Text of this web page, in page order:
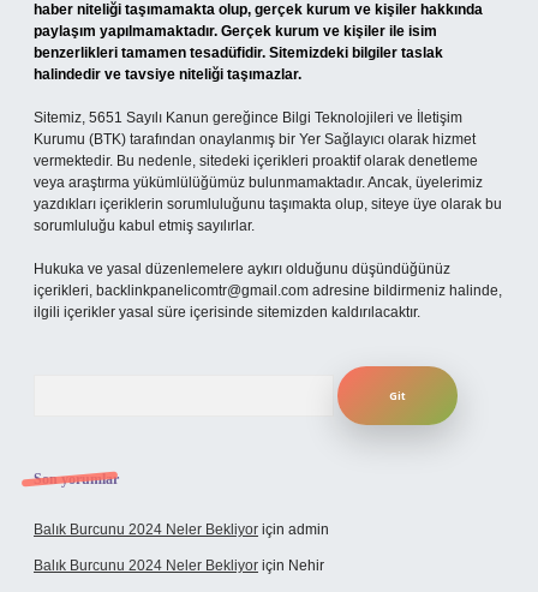
haber niteliği taşımamakta olup, gerçek kurum ve kişiler hakkında
paylaşım yapılmamaktadır. Gerçek kurum ve kişiler ile isim
benzerlikleri tamamen tesadüfidir. Sitemizdeki bilgiler taslak
halindedir ve tavsiye niteliği taşımazlar.
Sitemiz, 5651 Sayılı Kanun gereğince Bilgi Teknolojileri ve İletişim
Kurumu (BTK) tarafından onaylanmış bir Yer Sağlayıcı olarak hizmet
vermektedir. Bu nedenle, sitedeki içerikleri proaktif olarak denetleme
veya araştırma yükümlülüğümüz bulunmamaktadır. Ancak, üyelerimiz
yazdıkları içeriklerin sorumluluğunu taşımakta olup, siteye üye olarak bu
sorumluluğu kabul etmiş sayılırlar.
Hukuka ve yasal düzenlemelere aykırı olduğunu düşündüğünüz
içerikleri, backlinkpanelicomtr@gmail.com adresine bildirmeniz halinde,
ilgili içerikler yasal süre içerisinde sitemizden kaldırılacaktır.
Son yorumlar
Balık Burcunu 2024 Neler Bekliyor için admin
Balık Burcunu 2024 Neler Bekliyor için Nehir